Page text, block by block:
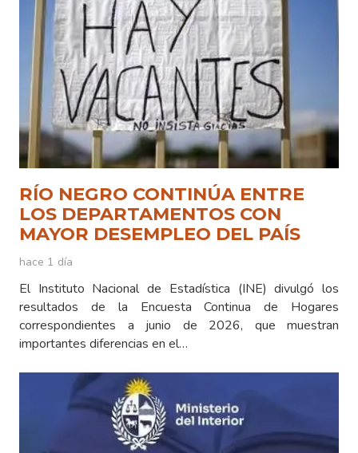
RÍO NEGRO CONTINÚA ENTRE
LOS DEPARTAMENTOS CON
MAYOR DESEMPLEO DEL PAÍS
hace 1 día
El Instituto Nacional de Estadística (INE) divulgó los
resultados de la Encuesta Continua de Hogares
correspondientes a junio de 2026, que muestran
importantes diferencias en el…